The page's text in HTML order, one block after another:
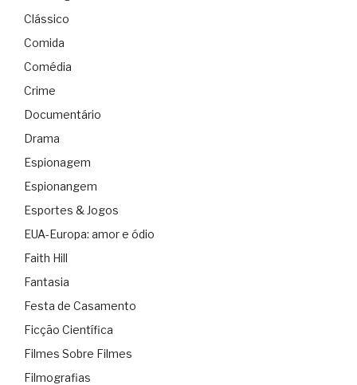
Clássico
Comida
Comédia
Crime
Documentário
Drama
Espionagem
Espionangem
Esportes & Jogos
EUA-Europa: amor e ódio
Faith Hill
Fantasia
Festa de Casamento
Ficção Científica
Filmes Sobre Filmes
Filmografias